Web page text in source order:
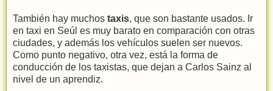
También hay muchos taxis, que son bastante usados. Ir
en taxi en Seúl es muy barato en comparación con otras
ciudades, y además los vehículos suelen ser nuevos.
Como punto negativo, otra vez, está la forma de
conducción de los taxistas, que dejan a Carlos Sainz al
nivel de un aprendiz.